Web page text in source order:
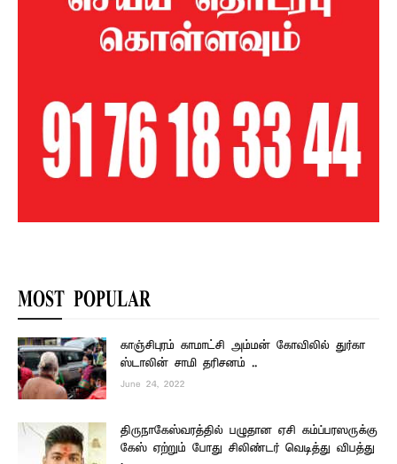
MOST POPULAR
காஞ்சிபுரம் காமாட்சி அம்மன் கோவிலில் துர்கா
ஸ்டாலின் சாமி தரிசனம் ..
June 24, 2022
திருநாகேஸ்வரத்தில் பழுதான ஏசி கம்ப்பரஸருக்கு
கேஸ் ஏற்றும் போது சிலிண்டர் வெடித்து விபத்து